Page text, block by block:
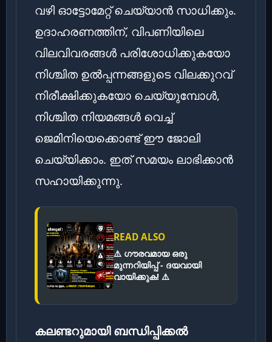
വഴി ഓട്ടോമേറ്റ് ചെയ്യാൻ സാധിക്കും.
ഉദാഹരണത്തിന്, വിപണിയിലെ
വിലവിവരങ്ങൾ പരിശോധിക്കുകയോ
നിശ്ചിത ഉൽപ്പന്നങ്ങളുടെ വിലക്കുറവ്
നിരീക്ഷിക്കുകയോ ചെയ്യുമ്പോൾ,
നിശ്ചിത നിയമങ്ങൾ വെച്ച്
ജെമിനിയെക്കൊണ്ട് ഈ ജോലി
ചെയ്യിക്കാം. ഇത് സമയം ലാഭിക്കാൻ
സഹായിക്കുന്നു.
READ ALSO
⚠️ ഗൗരവമായ ഒരു
മുന്നറിയിപ്പ് - ദയവായി
വായിക്കുക! ⚠️
കലണ്ടറുമായി ബന്ധിപ്പിക്കൽ